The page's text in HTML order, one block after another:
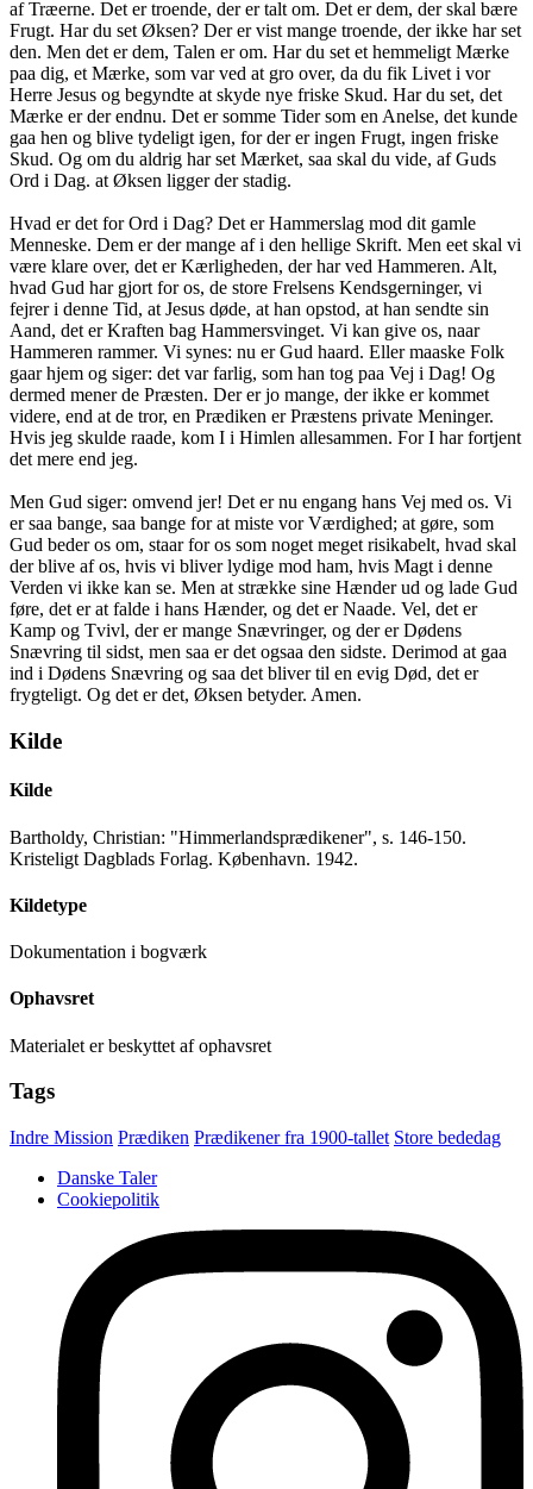
af Træerne. Det er troende, der er talt om. Det er dem, der skal bære
Frugt. Har du set Øksen? Der er vist mange troende, der ikke har set
den. Men det er dem, Talen er om. Har du set et hemmeligt Mærke
paa dig, et Mærke, som var ved at gro over, da du fik Livet i vor
Herre Jesus og begyndte at skyde nye friske Skud. Har du set, det
Mærke er der endnu. Det er somme Tider som en Anelse, det kunde
gaa hen og blive tydeligt igen, for der er ingen Frugt, ingen friske
Skud. Og om du aldrig har set Mærket, saa skal du vide, af Guds
Ord i Dag. at Øksen ligger der stadig.
Hvad er det for Ord i Dag? Det er Hammerslag mod dit gamle
Menneske. Dem er der mange af i den hellige Skrift. Men eet skal vi
være klare over, det er Kærligheden, der har ved Hammeren. Alt,
hvad Gud har gjort for os, de store Frelsens Kendsgerninger, vi
fejrer i denne Tid, at Jesus døde, at han opstod, at han sendte sin
Aand, det er Kraften bag Hammersvinget. Vi kan give os, naar
Hammeren rammer. Vi synes: nu er Gud haard. Eller maaske Folk
gaar hjem og siger: det var farlig, som han tog paa Vej i Dag! Og
dermed mener de Præsten. Der er jo mange, der ikke er kommet
videre, end at de tror, en Prædiken er Præstens private Meninger.
Hvis jeg skulde raade, kom I i Himlen allesammen. For I har fortjent
det mere end jeg.
Men Gud siger: omvend jer! Det er nu engang hans Vej med os. Vi
er saa bange, saa bange for at miste vor Værdighed; at gøre, som
Gud beder os om, staar for os som noget meget risikabelt, hvad skal
der blive af os, hvis vi bliver lydige mod ham, hvis Magt i denne
Verden vi ikke kan se. Men at strække sine Hænder ud og lade Gud
føre, det er at falde i hans Hænder, og det er Naade. Vel, det er
Kamp og Tvivl, der er mange Snævringer, og der er Dødens
Snævring til sidst, men saa er det ogsaa den sidste. Derimod at gaa
ind i Dødens Snævring og saa det bliver til en evig Død, det er
frygteligt. Og det er det, Øksen betyder. Amen.
Kilde
Kilde
Bartholdy, Christian: "Himmerlandsprædikener", s. 146-150.
Kristeligt Dagblads Forlag. København. 1942.
Kildetype
Dokumentation i bogværk
Ophavsret
Materialet er beskyttet af ophavsret
Tags
Indre Mission Prædiken Prædikener fra 1900-tallet Store bededag
Danske Taler
Cookiepolitik